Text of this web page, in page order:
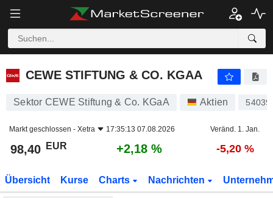
CEWE STIFTUNG & CO. KGAA
Sektor CEWE Stiftung & Co. KGaA Aktien
Markt geschlossen - Xetra 17:35:13 07.08.2026 Veränd. 1. Jan.
98,40 EUR +2,18 % -5,20 %
Übersicht Kurse Charts Nachrichten